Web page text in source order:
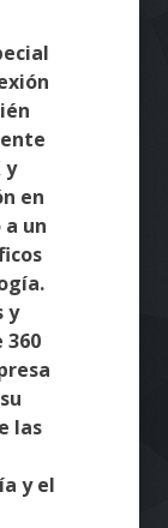
y
en
un
y
360
las
y el